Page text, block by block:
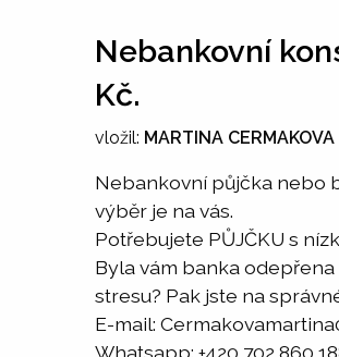
Nebankovní
Kč.
vložil: MARTINA CERMAKOVA
Nebankovní půjčka nebo
výběr je na vás.
Potřebujete PŮJČKU s
Byla vám banka
stresu? Pak jste na
E-mail:
Whatsapp: +420 702 860